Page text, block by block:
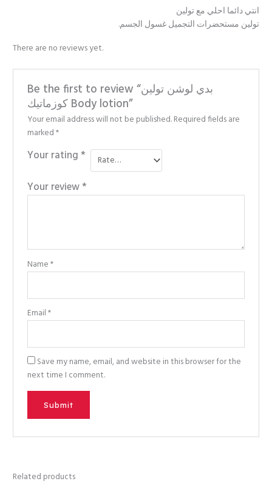
انتي دائما احلي مع تولين
تولين مستحضرات التجميل غسول الجسم.
There are no reviews yet.
Be the first to review “بدي لوشن تولين
كوزماتيك Body lotion”
Your email address will not be published.Required fields are
marked*
Your rating*
Your review*
Name*
Email*
Save my name, email, and website in this browser for the
next time I comment.
Related products